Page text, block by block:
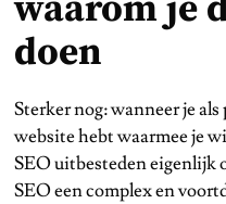
doen
Sterker nog: wanneer je
website hebt waarmee je
SEO uitbesteden eigenlijk
SEO een complex en